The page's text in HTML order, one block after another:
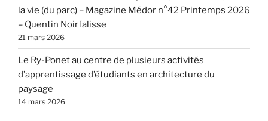
la vie (du parc) – Magazine Médor n°42 Printemps 2026
– Quentin Noirfalisse
21 mars 2026
Le Ry-Ponet au centre de plusieurs activités
d’apprentissage d’étudiants en architecture du
paysage
14 mars 2026